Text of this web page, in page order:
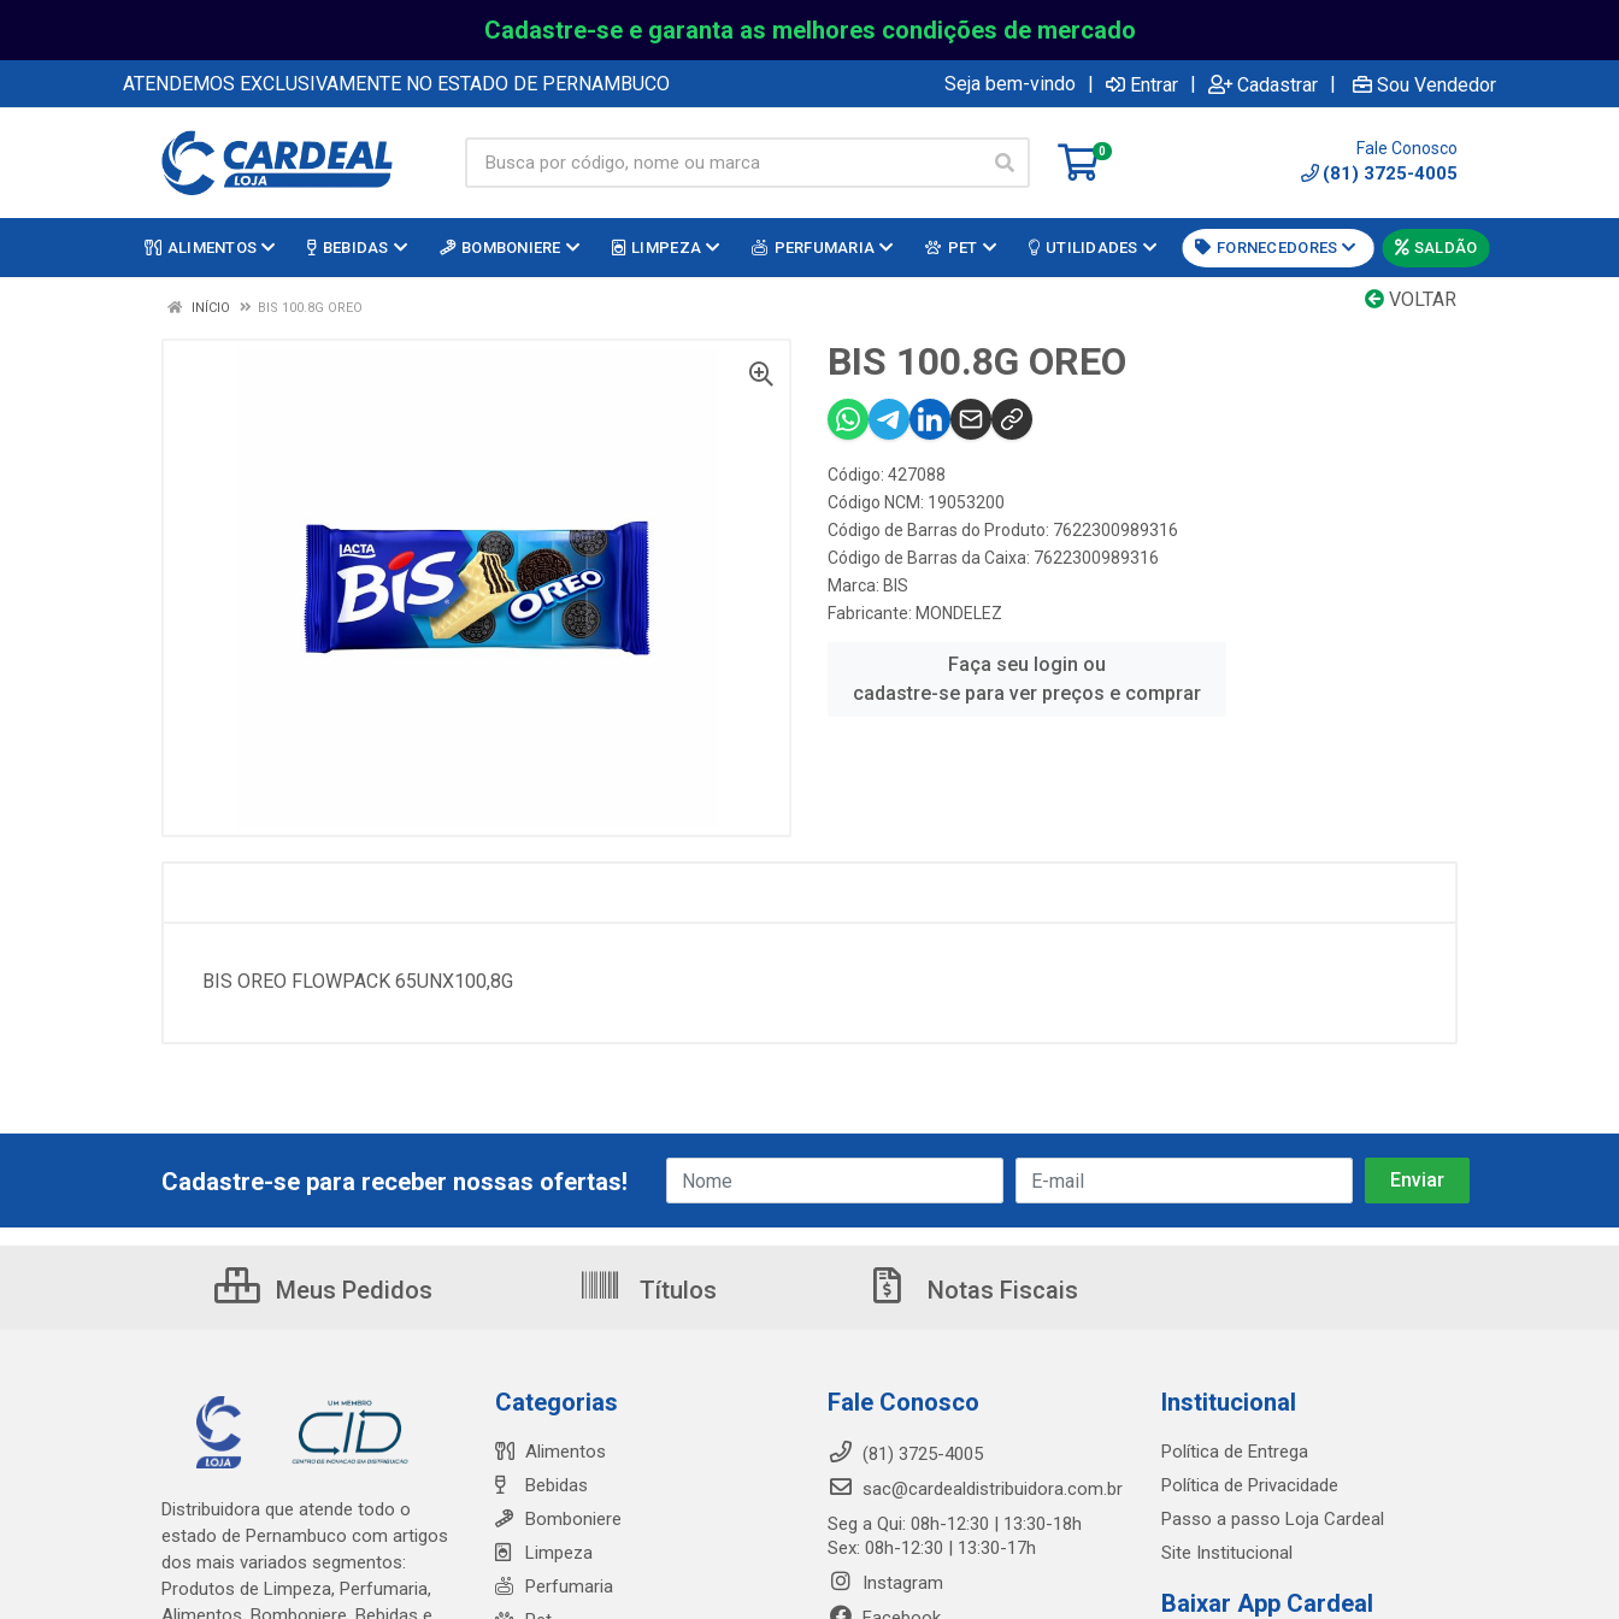
Cadastre-se e garanta as melhores condições de mercado
ATENDEMOS EXCLUSIVAMENTE NO ESTADO DE PERNAMBUCO Seja bem-vindo | Entrar | Cadastrar | Sou Vendedor
0 Fale Conosco
(81) 3725-4005
ALIMENTOS BEBIDAS BOMBONIERE LIMPEZA PERFUMARIA PET UTILIDADES FORNECEDORES SALDÃO
VOLTAR
INÍCIO BIS 100.8G OREO
BIS 100.8G OREO
Código: 427088
Código NCM: 19053200
Código de Barras do Produto: 7622300989316
Código de Barras da Caixa: 7622300989316
Marca: BIS
Fabricante: MONDELEZ
Faça seu login ou
cadastre-se para ver preços e comprar
BIS OREO FLOWPACK 65UNX100,8G
Cadastre-se para receber nossas ofertas!
Meus Pedidos Títulos Notas Fiscais
Distribuidora que atende todo o
estado de Pernambuco com artigos
dos mais variados segmentos:
Produtos de Limpeza, Perfumaria,
Categorias
Alimentos
Bebidas
Bomboniere
Limpeza
Perfumaria
Fale Conosco
(81) 3725-4005
sac@cardealdistribuidora.com.br
Seg a Qui: 08h-12:30 | 13:30-18h
Sex: 08h-12:30 | 13:30-17h
Instagram
Institucional
Política de Entrega
Política de Privacidade
Passo a passo Loja Cardeal
Site Institucional
Baixar App Cardeal